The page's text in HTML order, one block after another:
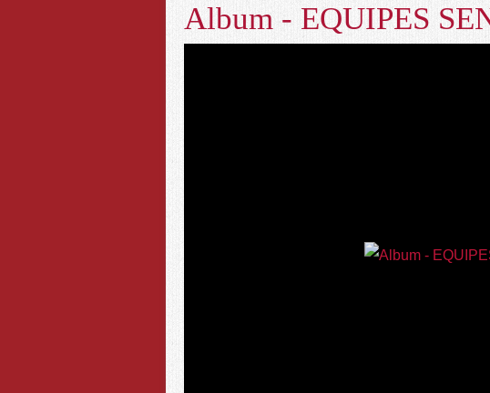
Album - EQUIPES